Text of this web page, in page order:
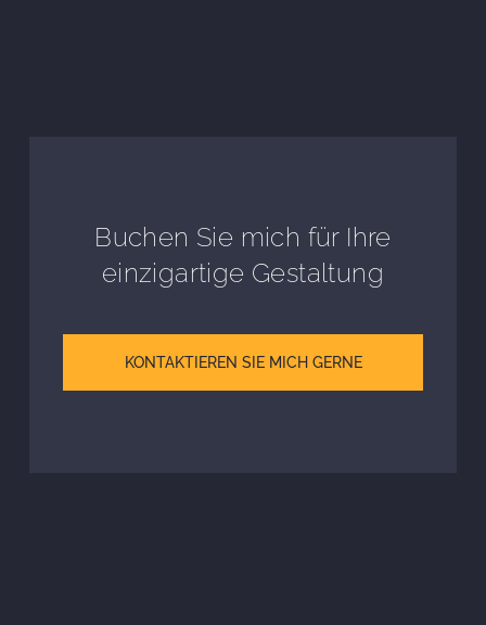
Buchen Sie mich für Ihre
einzigartige Gestaltung
KONTAKTIEREN SIE MICH GERNE